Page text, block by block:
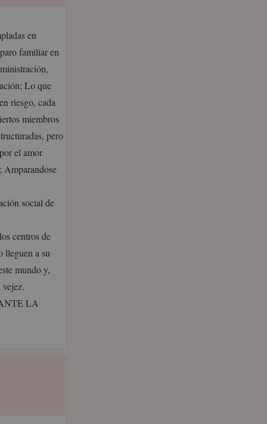
en
familiar en
Lo que
riesgo, cada
miembros
pero
el amor
Amparandose
social de
centros de
lleguen a su
mundo y,
LA